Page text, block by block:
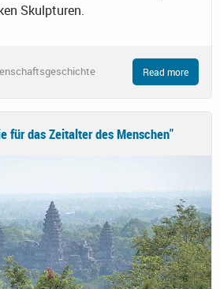
Skulpturen.
Read more
für das Zeitalter des Menschen"